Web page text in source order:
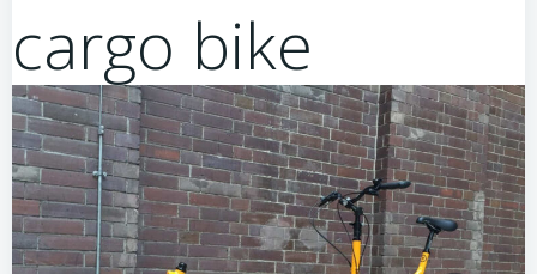
cargo bike